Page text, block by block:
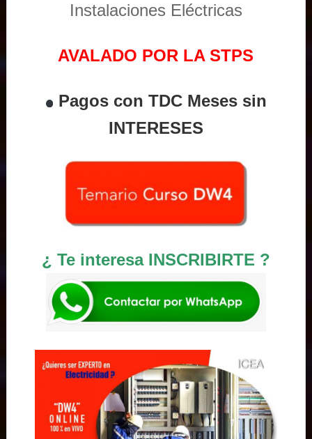
Instalaciones Eléctricas
AVALADO POR LA STPS
Pagos con TDC Meses sin
INTERESES
¿ Te interesa INSCRIBIRTE ?